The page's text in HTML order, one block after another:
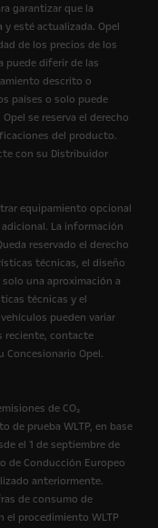
garantizar que la
esté actualizada. Opel
de los precios de los
diferir de las
descrito o
países o solo puede
se reserva el derecho
del producto.
con su Distribuidor
equipamiento opcional
La información
reservado el derecho
técnicas, el diseño
una aproximación a
técnicas y el
pueden variar
reciente, contacte
Concesionario Opel.
de CO₂
de prueba WLTP, en base
el 1 de septiembre de
de Conducción Europeo
anteriormente.
de consumo de
el procedimiento WLTP